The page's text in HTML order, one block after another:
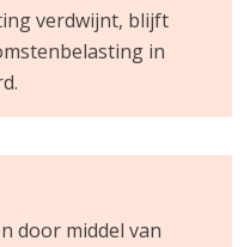
verdwijnt, blijft
in
door middel van